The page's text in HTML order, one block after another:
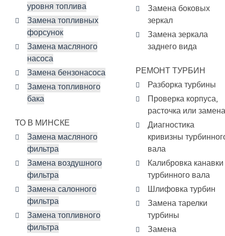
уровня топлива
Замена топливных
форсунок
Замена масляного
насоса
Замена бензонасоса
Замена топливного
бака
ТО В МИНСКЕ
Замена масляного
фильтра
Замена воздушного
фильтра
Замена салонного
фильтра
Замена топливного
фильтра
Замена боковых
зеркал
Замена зеркала
заднего вида
РЕМОНТ ТУРБИН
Разборка турбины
Проверка корпуса,
расточка или замена
Диагностика
кривизны
вала
Калибровка канавки
турбинного вала
Шлифовка турбин
Замена тарелки
турбины
Замена